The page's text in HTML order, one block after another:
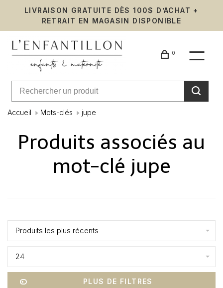
LIVRAISON GRATUITE DÈS 100$ D’ACHAT +
RETRAIT EN MAGASIN DISPONIBLE
0
Accueil Mots-clés jupe
Produits associés au
mot-clé jupe
Produits les plus récents
24
PLUS DE FILTRES